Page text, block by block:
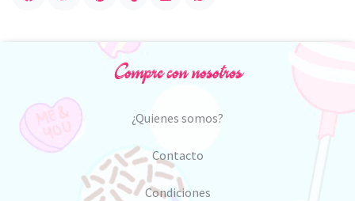
Compre con nosotros
¿Quienes somos?
Contacto
Condiciones